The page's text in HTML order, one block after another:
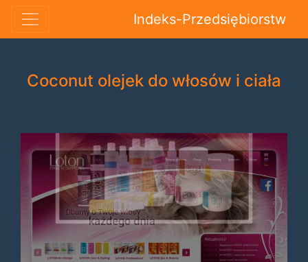
Indeks-Przedsiębiorstw
Coconut olejek do włosów i ciała